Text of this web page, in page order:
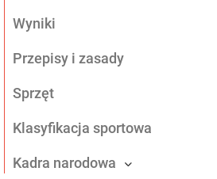
Wyniki
Przepisy i zasady
Sprzęt
Klasyfikacja sportowa
Kadra narodowa